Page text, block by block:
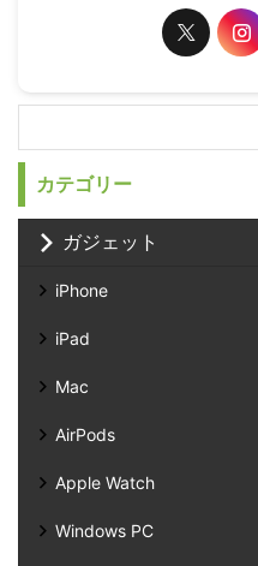
カテゴリー
ガジェット
iPhone
iPad
Mac
AirPods
Apple Watch
Windows PC